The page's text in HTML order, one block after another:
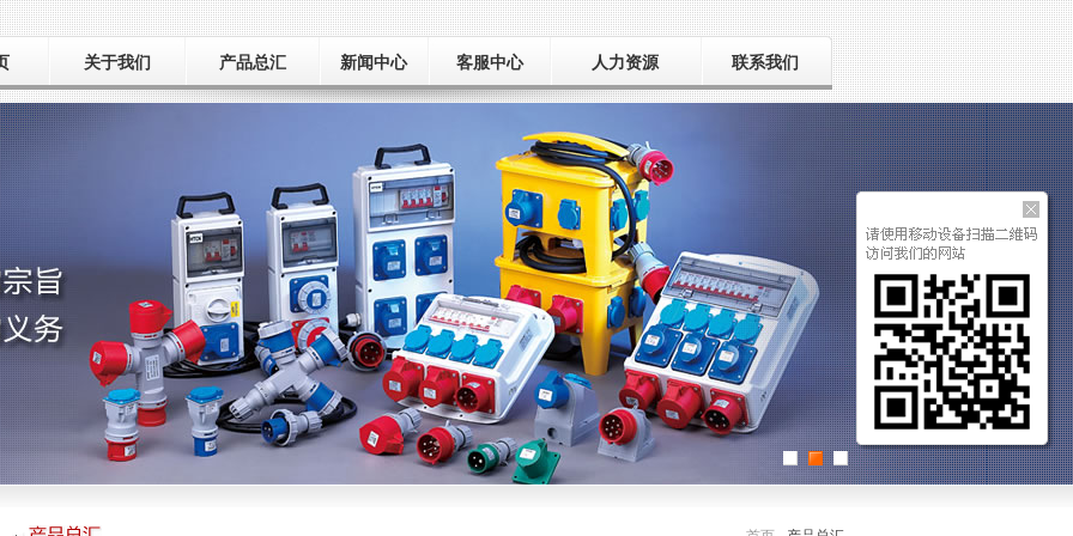
关于我们 产品总汇 新闻中心 客服中心 人力资源 联系我们
公司简介 新品推荐 新闻动态 荣誉资质
样本下载
常见问题
在线留言
用人之道
招聘人才
毛遂自荐